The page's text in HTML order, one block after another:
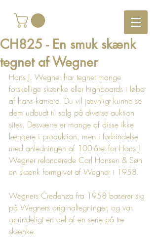
CH825 - En smuk skænk
tegnet af Wegner
Hans J. Wegner har tegnet mange
forskellige skænke eller highboards i løbet
af hans karriere. Du vil jævnligt kunne se
dem udbudt til salg på diverse auktion
sites. Desværre er mange af disse ikke
længere i produktion, men i forbindelse
med anledningen af 100-året for Hans J.
Wegner relancerede Carl Hansen & Søn
en skænk formgivet af Wegner i 1958.
Wegners Credenza fra 1958 baserer sig
på Wegners originaltegninger, og var
oprindeligt en del af en serie på tre
skænke.